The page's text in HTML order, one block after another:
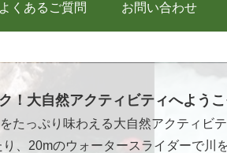
よくあるご質問 お問い合わせ
！大自然アクティビティへようこ
たっぷり味わえる大自然アクティビテ
、20mのウォータースライダーで川